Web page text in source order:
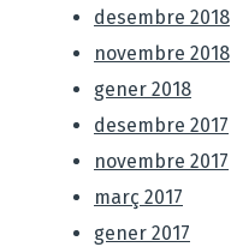
desembre 2018
novembre 2018
gener 2018
desembre 2017
novembre 2017
març 2017
gener 2017